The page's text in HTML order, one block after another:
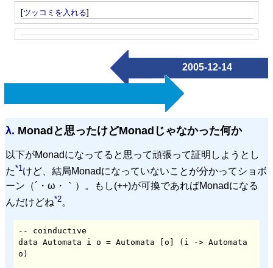
[ツッコミを入れる]
2005-12-14
λ. Monadと思ったけどMonadじゃなかった何か
以下がMonadになってると思って頑張って証明しようとし
た*1けど、結局Monadになっていないことが分かってショボ
ーン（´・ω・｀）。もし(++)が可換であればMonadになる
んだけどね*2。
-- coinductive
data Automata i o = Automata [o] (i -> Automata
o)